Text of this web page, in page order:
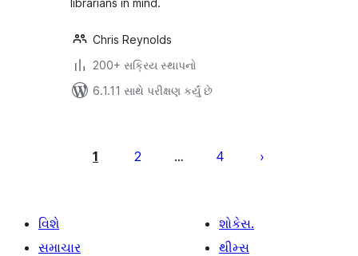
librarians in mind.
Chris Reynolds
200+ સક્રિય સ્થાપનો
6.1.11 સાથે પરીક્ષણ કર્યું છે
પૃષ્ઠ
1 2 … 4
વિશે
સમાચાર
શોકેસ.
થીમ્સ